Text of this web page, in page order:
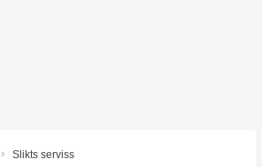
Slikts serviss